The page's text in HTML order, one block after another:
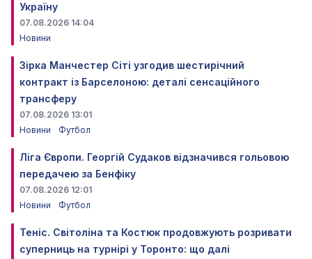
Україну
07.08.2026 14:04
Новини
Зірка Манчестер Сіті узгодив шестирічний
контракт із Барселоною: деталі сенсаційного
трансферу
07.08.2026 13:01
Новини
Футбол
Ліга Європи. Георгій Судаков відзначився гольовою
передачею за Бенфіку
07.08.2026 12:01
Новини
Футбол
Теніс. Світоліна та Костюк продовжують розривати
суперниць на турнірі у Торонто: що далі